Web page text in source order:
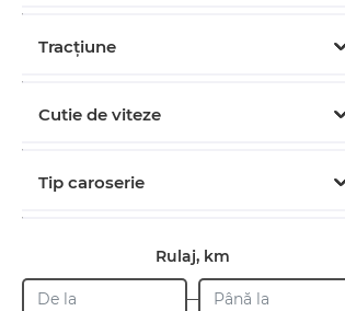
Tracțiune
Cutie de viteze
Tip caroserie
Rulaj, km
De la Până la